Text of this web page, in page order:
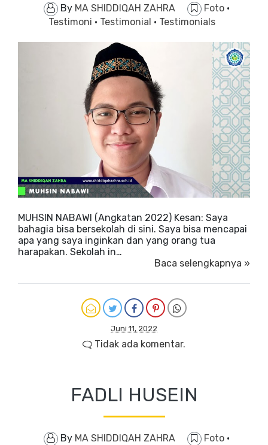
By MA SHIDDIQAH ZAHRA Foto ·
Testimoni · Testimonial · Testimonials
MUHSIN NABAWI (Angkatan 2022) Kesan: Saya
bahagia bisa bersekolah di sini. Saya bisa mencapai
apa yang saya inginkan dan yang orang tua
harapakan. Sekolah in…
Baca selengkapnya »
Juni 11, 2022
Tidak ada komentar.
FADLI HUSEIN
By MA SHIDDIQAH ZAHRA Foto ·